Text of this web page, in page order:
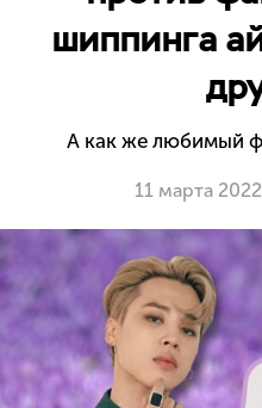
шиппинга
А как же любимый
11 марта 2022